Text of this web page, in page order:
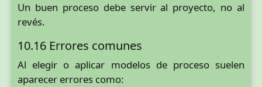
Un buen proceso debe servir al proyecto, no al
revés.
10.16 Errores comunes
Al elegir o aplicar modelos de proceso suelen
aparecer errores como: